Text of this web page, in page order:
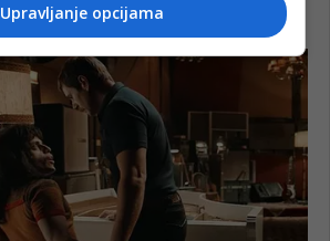
Upravljanje opcijama